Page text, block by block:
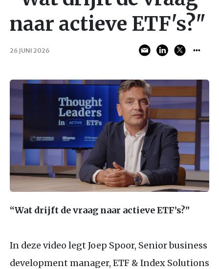
naar actieve ETF's?"
26 JUNI 2026
“Wat drijft de vraag naar actieveETF’s?”
In deze video legt Joep Spoor, Senior business
development manager, ETF & Index Solutions